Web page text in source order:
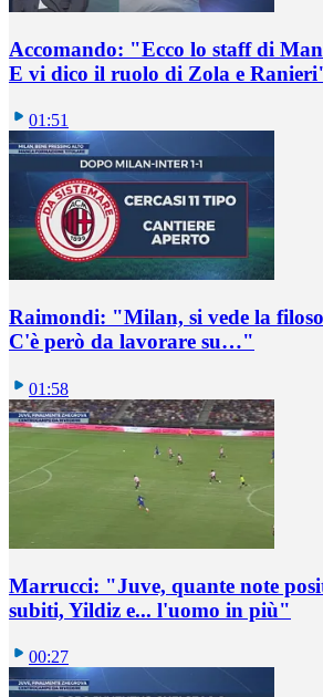
Accomando: "Ecco lo staff di
E vi dico il ruolo di Zola e
01:51
Raimondi: "Milan, si vede la
C'è però da lavorare su…"
01:58
Marrucci: "Juve, quante note
subiti, Yildiz e... l'uomo in più"
00:27